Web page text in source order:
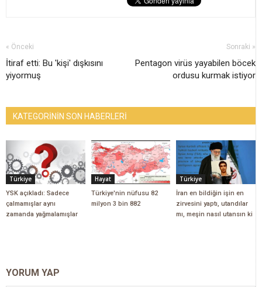
« Önceki
İtiraf etti: Bu 'kişi' dışkısını
yiyormuş
Sonraki »
Pentagon virüs yayabilen böcek
ordusu kurmak istiyor
KATEGORİNİN SON HABERLERİ
Türkiye
YSK açıkladı: Sadece
çalmamışlar aynı
zamanda yağmalamışlar
Hayat
Türkiye'nin nüfusu 82
milyon 3 bin 882
Türkiye
İran en bildiğin işin en
zirvesini yaptı, utandılar
mı, meşin nasıl utansın ki
YORUM YAP